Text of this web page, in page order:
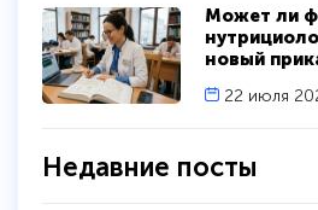
Недавние посты
Может ли
новый
22 июля